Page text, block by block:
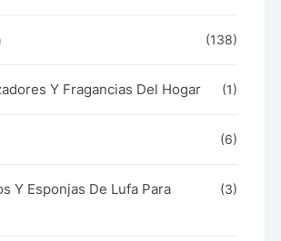
(138)
Y Fragancias Del Hogar (1)
(6)
Y Esponjas De Lufa Para
(3)